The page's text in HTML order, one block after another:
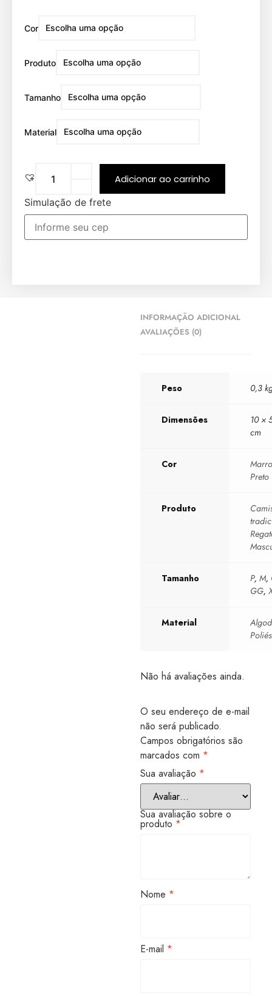
Cor
Produto
Tamanho
Material
Adicionar ao carrinho
Simulação de frete
INFORMAÇÃO ADICIONAL
AVALIAÇÕES (0)
Peso 0,3
Dimensões
10 ×
cm
Cor
Preto
Produto
Tamanho P,M,
GG,
Material
Não há avaliações ainda.
O seu endereço de e-mail
não será publicado.
Campos obrigatórios são
marcados com *
Sua avaliação *
Sua avaliação sobre o
produto *
Nome *
E-mail *